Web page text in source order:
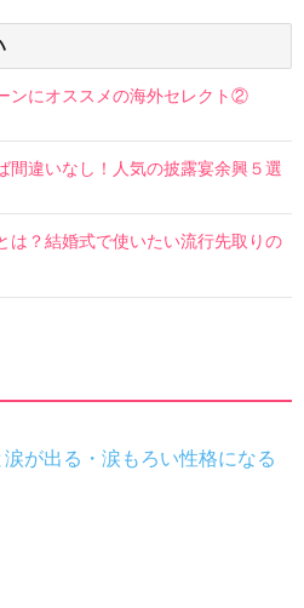
ンにオススメの海外セレクト②
間違いなし！人気の披露宴余興５選
は？結婚式で使いたい流行先取りの
が出る・涙もろい性格になる